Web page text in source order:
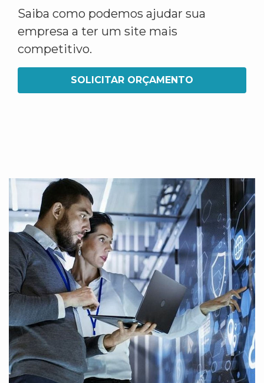
Saiba como podemos ajudar sua
empresa a ter um site mais
competitivo.
SOLICITAR ORÇAMENTO